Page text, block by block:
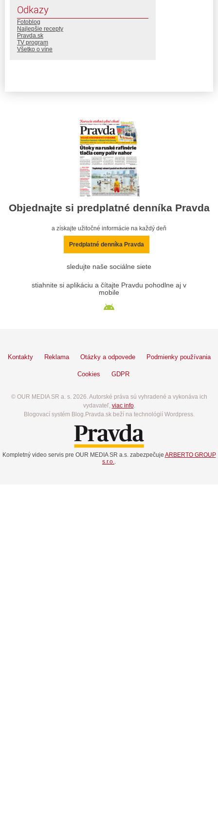
Odkazy
Fotoblog
Najlepšie recepty
Pravda.sk
TV program
Všetko o víne
Objednajte si predplatné denníka Pravda
a získajte užitočné informácie na každý deň
Predplatné denníka Pravda
sledujte naše sociálne siete
stiahnite si aplikáciu a čítajte Pravdu pohodlne aj v
mobile
Kontakty Reklama Otázky a odpovede Podmienky používania
Cookies GDPR
© OUR MEDIA SR a. s. 2026. Autorské práva sú vyhradené a vykonáva ich
vydavateľ, viac info.
Blogovací systém Blog.Pravda.sk beží na technológií Wordpress.
Kompletný video servis pre OUR MEDIA SR a.s. zabezpečuje ARBERTO GROUP
s.r.o..